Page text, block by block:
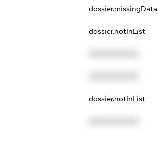
dossier.missingData
dossier.notInList
dossier.notInList